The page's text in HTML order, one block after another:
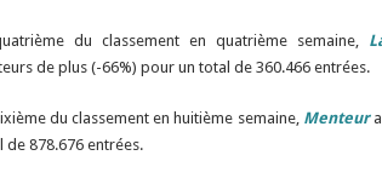
du classement en quatrième semaine,
de plus (-66%) pour un total de 360.466 entrées.
du classement en huitième semaine, Menteura
de 878.676 entrées.